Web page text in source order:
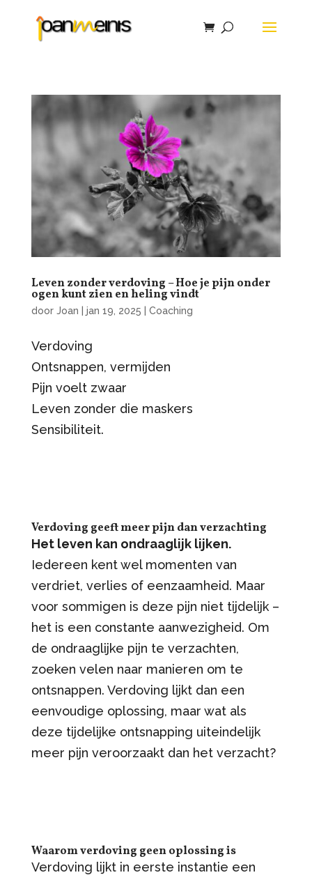
Leven zonder verdoving – Hoe je pijn onder
ogen kunt zien en heling vindt
door Joan jan 19, 2025 Coaching
Verdoving
Ontsnappen, vermijden
Pijn voelt zwaar
Leven zonder die maskers
Sensibiliteit.
Verdoving geeft meer pijn dan verzachting
Het leven kan ondraaglijk lijken.
Iedereen kent wel momenten van
verdriet, verlies of eenzaamheid. Maar
voor sommigen is deze pijn niet tijdelijk –
het is een constante aanwezigheid. Om
de ondraaglijke pijn te verzachten,
zoeken velen naar manieren om te
ontsnappen. Verdoving lijkt dan een
eenvoudige oplossing, maar wat als
deze tijdelijke ontsnapping uiteindelijk
meer pijn veroorzaakt dan het verzacht?
Waarom verdoving geen oplossing is
Verdoving lijkt in eerste instantie een